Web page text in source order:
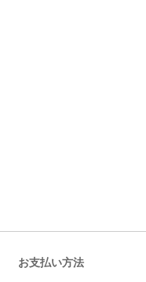
お支払い方法